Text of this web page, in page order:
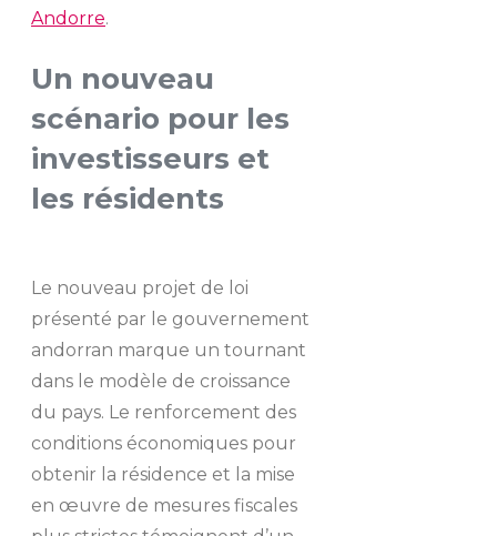
Andorre.
Un nouveau
scénario pour les
investisseurs et
les résidents
Le nouveau projet de loi
présenté par le gouvernement
andorran marque un tournant
dans le modèle de croissance
du pays. Le renforcement des
conditions économiques pour
obtenir la résidence et la mise
en œuvre de mesures fiscales